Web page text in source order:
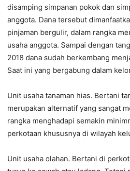
disamping simpanan pokok dan
anggota. Dana tersebut
pinjaman bergulir, dalam rangka
usaha anggota. Sampai dengan
2018 dana sudah berkembang
Saat ini yang bergabung dalam
Unit usaha tanaman hias. Bertani
merupakan alternatif yang sangat
rangka menghadapi semakin
perkotaan khususnya di wilayah
Unit usaha olahan. Bertani di